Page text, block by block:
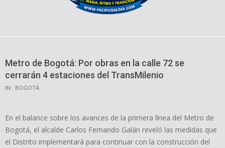
Metro de Bogotá: Por obras en la calle 72 se
cerrarán 4 estaciones del TransMilenio
IN: BOGOTÁ
En el balance sobre los avances de la primera línea del Metro de
Bogotá, el alcalde Carlos Fernando Galán reveló las medidas que
el Distrito implementará para continuar con la construcción del